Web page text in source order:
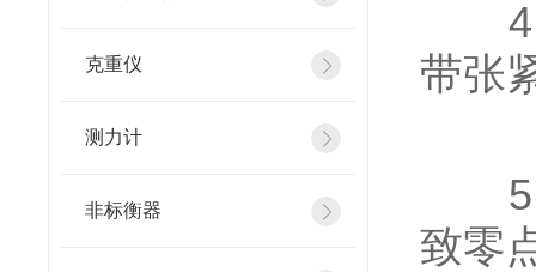
克重仪
测力计
非标衡器
4、
带张
5、
致零